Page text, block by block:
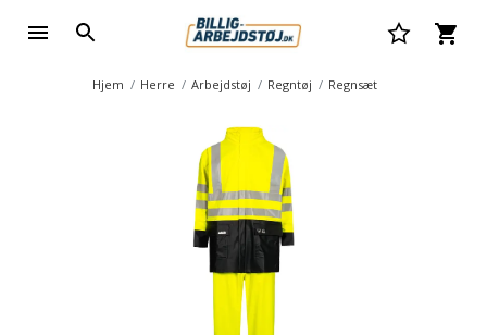
Hjem Herre Arbejdstøj Regntøj Regnsæt